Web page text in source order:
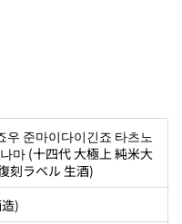
우 준마이다이긴죠 타츠노
마 (十四代 大極上 純米大
刻ラベル 生酒)
)